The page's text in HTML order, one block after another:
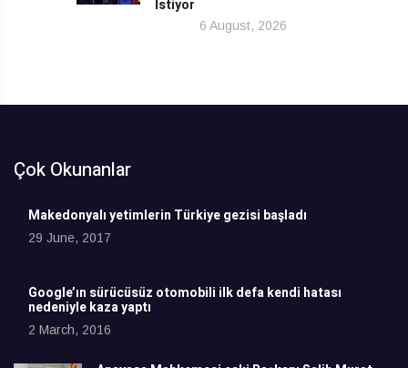
İstiyor
6 August, 2026
Çok Okunanlar
Makedonyalı yetimlerin Türkiye gezisi başladı
29 June, 2017
Google’ın sürücüsüz otomobili ilk defa kendi hatası
nedeniyle kaza yaptı
2 March, 2016